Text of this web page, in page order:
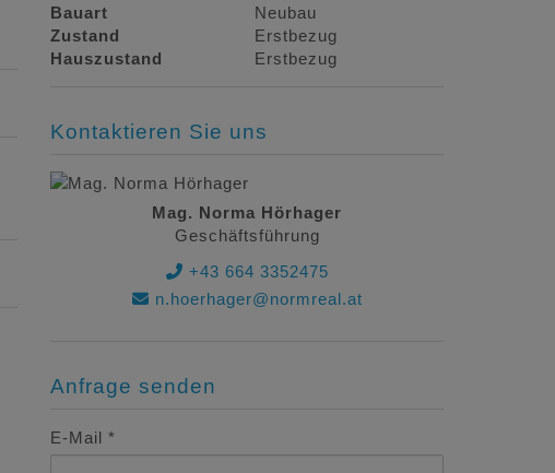
Bauart
Neubau
Zustand
Erstbezug
Hauszustand
Erstbezug
Kontaktieren Sie uns
Mag. Norma Hörhager
Geschäftsführung
+43 664 3352475
n.hoerhager@normreal.at
Anfrage senden
E-Mail